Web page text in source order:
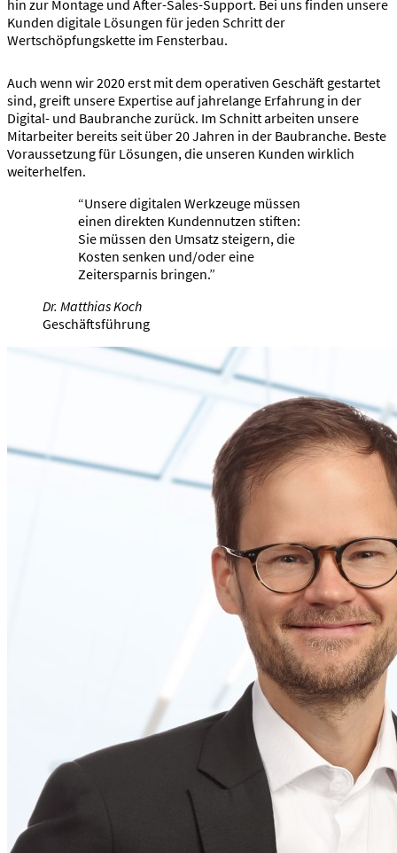
hin zur Montage und After-Sales-Support. Bei uns finden unsere
Kunden digitale Lösungen für jeden Schritt der
Wertschöpfungskette im Fensterbau.
Auch wenn wir 2020 erst mit dem operativen Geschäft gestartet
sind, greift unsere Expertise auf jahrelange Erfahrung in der
Digital- und Baubranche zurück. Im Schnitt arbeiten unsere
Mitarbeiter bereits seit über 20 Jahren in der Baubranche. Beste
Voraussetzung für Lösungen, die unseren Kunden wirklich
weiterhelfen.
Unsere digitalen Werkzeuge müssen
einen direkten Kundennutzen stiften:
Sie müssen den Umsatz steigern, die
Kosten senken und/oder eine
Zeitersparnis bringen.
Dr. Matthias Koch
Geschäftsführung